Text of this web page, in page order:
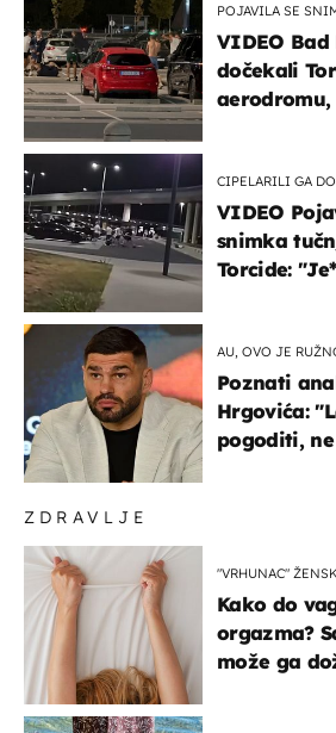
ZDRAVLJE
"VRHUNAC"
Kako do
orgazma?
može ga
POJAVILA SE
VIDEO Bad
dočekali
CIPELARILI GA
VIDEO
snimka
Torcide:
AU, OVO JE
Poznati
Hrgovića:
pogoditi,